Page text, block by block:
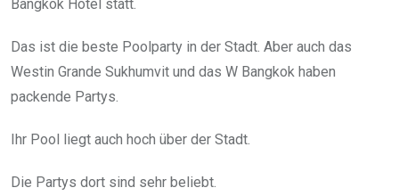
Bangkok Hotel statt.
Das ist die beste Poolparty in der Stadt. Aber auch das
Westin Grande Sukhumvit und das W Bangkok haben
packende Partys.
Ihr Pool liegt auch hoch über der Stadt.
Die Partys dort sind sehr beliebt.